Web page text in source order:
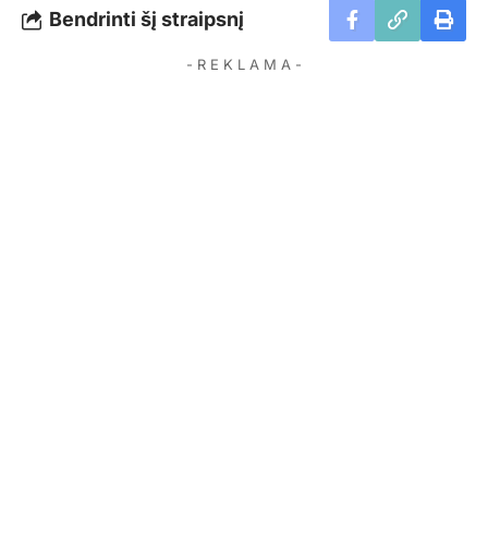
Bendrinti šį straipsnį
- R E K L A M A -